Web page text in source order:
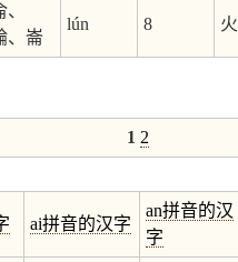
、
、崙
lún 8 火
1 2
ai拼音的汉字
an拼音的汉
字